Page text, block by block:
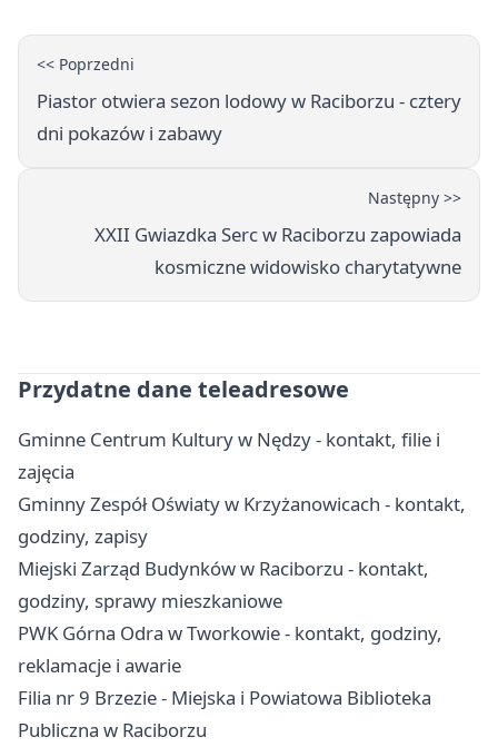
<< Poprzedni
Piastor otwiera sezon lodowy w Raciborzu - cztery
dni pokazów i zabawy
Następny >>
XXII Gwiazdka Serc w Raciborzu zapowiada
kosmiczne widowisko charytatywne
Przydatne dane teleadresowe
Gminne Centrum Kultury w Nędzy - kontakt, filie i
zajęcia
Gminny Zespół Oświaty w Krzyżanowicach - kontakt,
godziny, zapisy
Miejski Zarząd Budynków w Raciborzu - kontakt,
godziny, sprawy mieszkaniowe
PWK Górna Odra w Tworkowie - kontakt, godziny,
reklamacje i awarie
Filia nr 9 Brzezie - Miejska i Powiatowa Biblioteka
Publiczna w Raciborzu